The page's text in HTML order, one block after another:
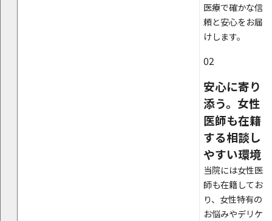
医療で確かな信
頼と安心をお届
けします。
02
安心に寄り
添う。女性
医師も在籍
する相談し
やすい環境
当院には女性医
師も在籍してお
り、女性特有の
お悩みやデリケ